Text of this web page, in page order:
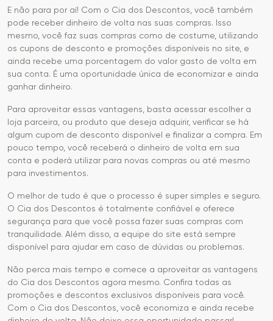
E não para por aí! Com o Cia dos Descontos, você também
pode receber dinheiro de volta nas suas compras. Isso
mesmo, você faz suas compras como de costume, utilizando
os cupons de desconto e promoções disponíveis no site, e
ainda recebe uma porcentagem do valor gasto de volta em
sua conta. É uma oportunidade única de economizar e ainda
ganhar dinheiro.
Para aproveitar essas vantagens, basta acessar escolher a
loja parceira, ou produto que deseja adquirir, verificar se há
algum cupom de desconto disponível e finalizar a compra. Em
pouco tempo, você receberá o dinheiro de volta em sua
conta e poderá utilizar para novas compras ou até mesmo
para investimentos.
O melhor de tudo é que o processo é super simples e seguro.
O Cia dos Descontos é totalmente confiável e oferece
segurança para que você possa fazer suas compras com
tranquilidade. Além disso, a equipe do site está sempre
disponível para ajudar em caso de dúvidas ou problemas.
Não perca mais tempo e comece a aproveitar as vantagens
do Cia dos Descontos agora mesmo. Confira todas as
promoções e descontos exclusivos disponíveis para você.
Com o Cia dos Descontos, você economiza e ainda recebe